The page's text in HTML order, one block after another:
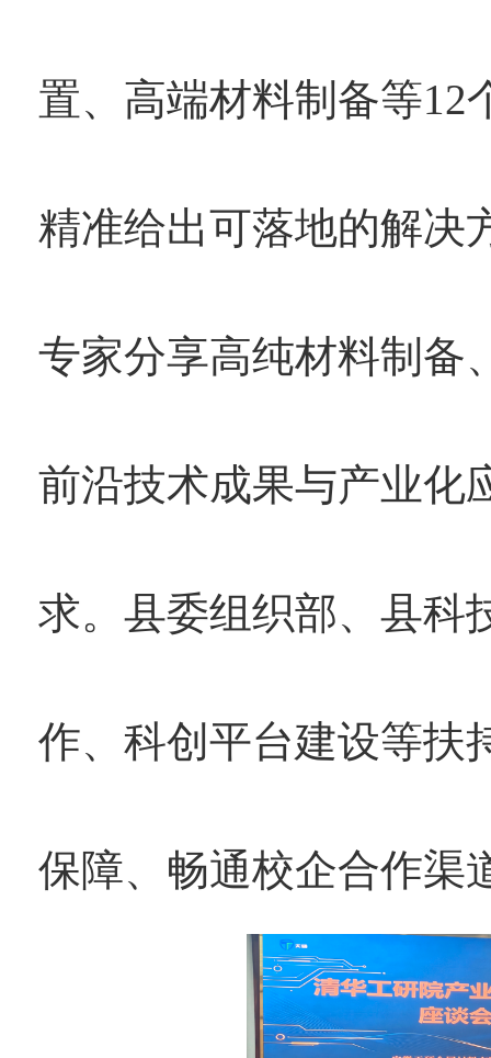
置、高端材料制备等12
精准给出可落地的解决
专家分享高纯材料制备
前沿技术成果与产业化
求。县委组织部、县科
作、科创平台建设等扶
保障、畅通校企合作渠